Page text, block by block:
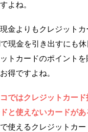
よね。
金よりもクレジットカ
現金を引き出すにも
トカードのポイント
得ですよね。
ではクレジットカー
と使えないカードが
使えるクレジットカ